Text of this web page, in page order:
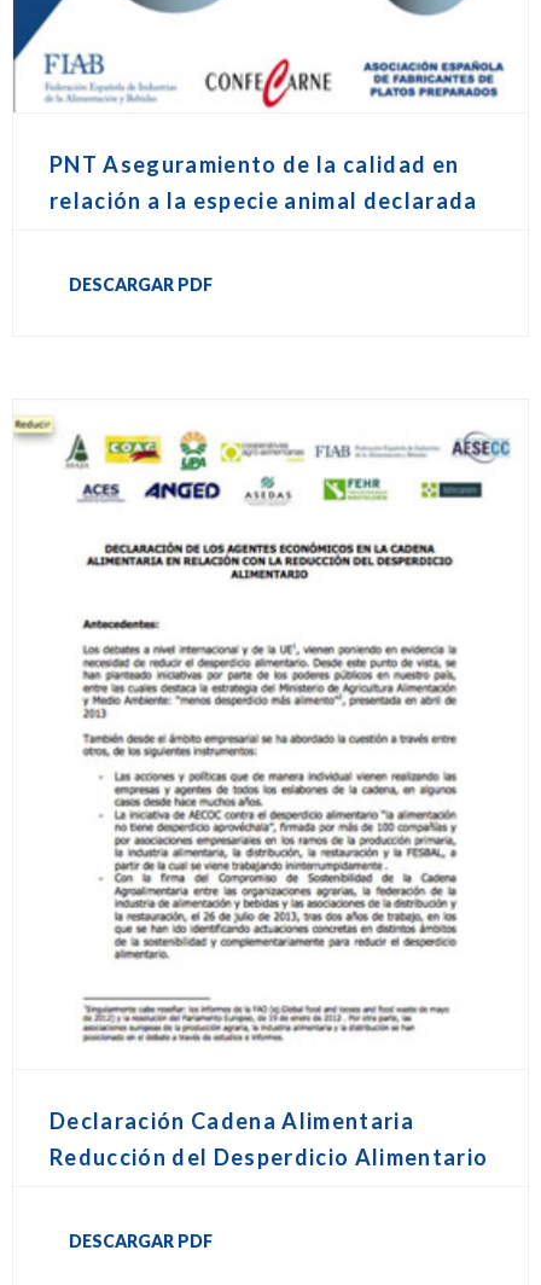
PNT Aseguramiento de la calidad en
relación a la especie animal declarada
DESCARGAR PDF
Declaración Cadena Alimentaria
Reducción del Desperdicio Alimentario
DESCARGAR PDF